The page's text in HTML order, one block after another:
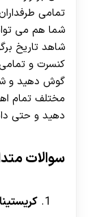
تمامی
شما هم می‌
شاهد تاریخ
کنسرت و
گوش دهید و
مختلف تمام
دهید و حتی
سوالات